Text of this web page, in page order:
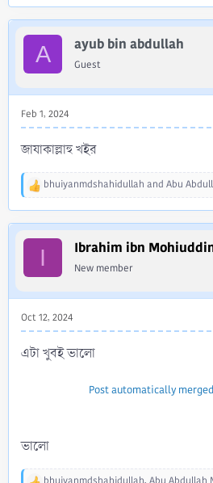
a
o
:
A ayub bin abdullah
Guest
Feb 1, 2024
জাযাকাল্লাহু খইর
R
a
o
:
bhuiyanmdshahidullah and Abu
I Ibrahim ibn
New member
Oct 12, 2024
এটা খুবই ভালো
Post automatically
ভালো